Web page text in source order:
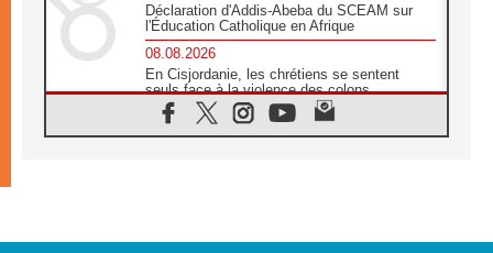
Déclaration d'Addis-Abeba du SCEAM sur
l'Éducation Catholique en Afrique
08.08.2026
En Cisjordanie, les chrétiens se sentent
seuls face à la violence des colons
08.08.2026
Léon XIV au sanctuaire de Notre Dame du
08.08.2026